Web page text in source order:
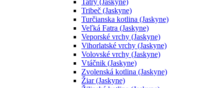
Tribeč (Jaskyne)
Turčianska kotlina (Jaskyne)
Veľká Fatra (Jaskyne)
Veporské vrchy (Jaskyne)
Vihorlatské vrchy (Jaskyne)
Volovské vrchy (Jaskyne)
Vtáčnik (Jaskyne)
Zvolenská kotlina (Jaskyne)
Žiar (Jaskyne)